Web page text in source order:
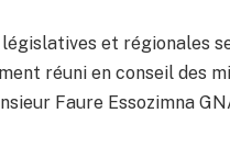
et régionales
réuni en conseil des
Faure Essozimna